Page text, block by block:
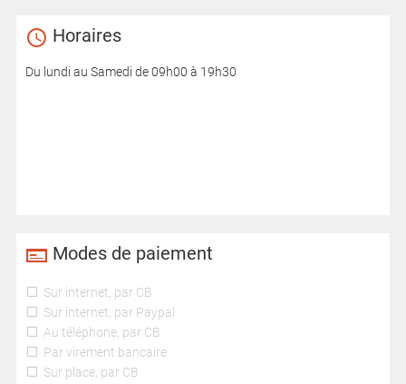
Horaires
Du lundi au Samedi de 09h00 à 19h30
Modes de paiement
Sur internet, par CB
Sur internet, par Paypal
Au téléphone, par CB
Par virement bancaire
Sur place, par CB